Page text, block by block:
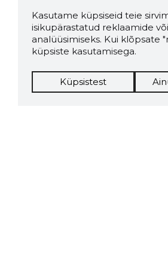
Kasutame küpsiseid teie
isikupärastatud reklaamide
analüüsimiseks. Kui klõpsate
küpsiste kasutamisega.
Küpsistest